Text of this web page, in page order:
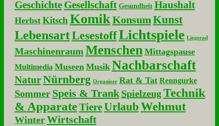
Geschichte Gesellschaft Gesundheit Haushalt
Herbst Kitsch Komik KonsumKunst
LebensartLesestoffLichtspiele Liegerad
Maschinenraum Menschen Mittagspause
Multimedia Museen Musik Nachbarschaft
NaturNürnberg Organizer Rat & Tat Renngurke
Sommer Speis & Trank Spielzeug Technik
& Apparate Tiere UrlaubWehmut
Winter Wirtschaft